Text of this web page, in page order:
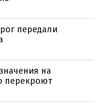
передали
на
перекроют